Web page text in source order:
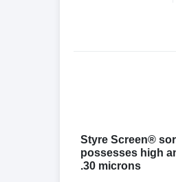
Styre Screen®
possesses high
30 microns.